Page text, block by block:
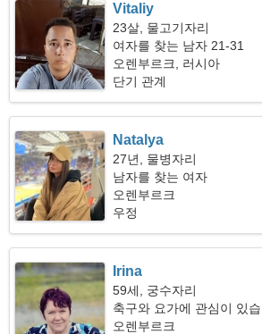
Vitaliy
23살, 물고기자리
여자를 찾는 남자 21-31
오렌부르크, 러시아
단기 관계
Natalya
27년, 물병자리
남자를 찾는 여자
오렌부르크
우정
Irina
59세, 궁수자리
축구와 요가에 관심이 있
오렌부르크